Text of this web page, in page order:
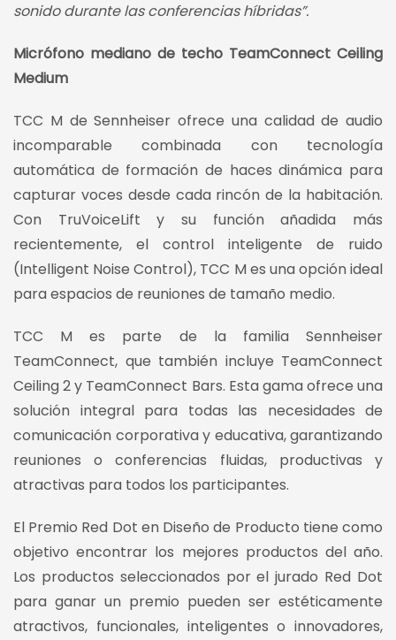
sonido durante las conferencias híbridas”.
Micrófono mediano de techo TeamConnect Ceiling
Medium
TCC M de Sennheiser ofrece una calidad de audio
incomparable combinada con tecnología
automática de formación de haces dinámica para
capturar voces desde cada rincón de la habitación.
Con TruVoiceLift y su función añadida más
recientemente, el control inteligente de ruido
(Intelligent Noise Control), TCC M es una opción ideal
para espacios de reuniones de tamaño medio.
TCC M es parte de la familia Sennheiser
TeamConnect, que también incluye TeamConnect
Ceiling 2 y TeamConnect Bars. Esta gama ofrece una
solución integral para todas las necesidades de
comunicación corporativa y educativa, garantizando
reuniones o conferencias fluidas, productivas y
atractivas para todos los participantes.
El Premio Red Dot en Diseño de Producto tiene como
objetivo encontrar los mejores productos del año.
Los productos seleccionados por el jurado Red Dot
para ganar un premio pueden ser estéticamente
atractivos, funcionales, inteligentes o innovadores,